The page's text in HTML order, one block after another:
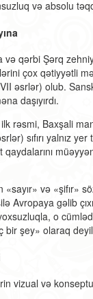
və absolu
qərbi Şərq
çox qətiyyətli
əsrlər) olub.
daşıyırdı.
rəsmi, Baxşali
sıfırı yalnız
«sayır» və «şifır»
gəlib
o
bir şey» olaraq
vizual və